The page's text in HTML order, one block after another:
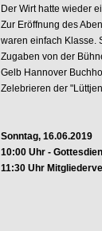
Der Wirt hatte wieder
Zur Eröffnung des
waren einfach Klasse.
Zugaben von der
Gelb Hannover
Zelebrieren der
Sonntag, 16.06.2019
10:00 Uhr -
11:30 Uhr